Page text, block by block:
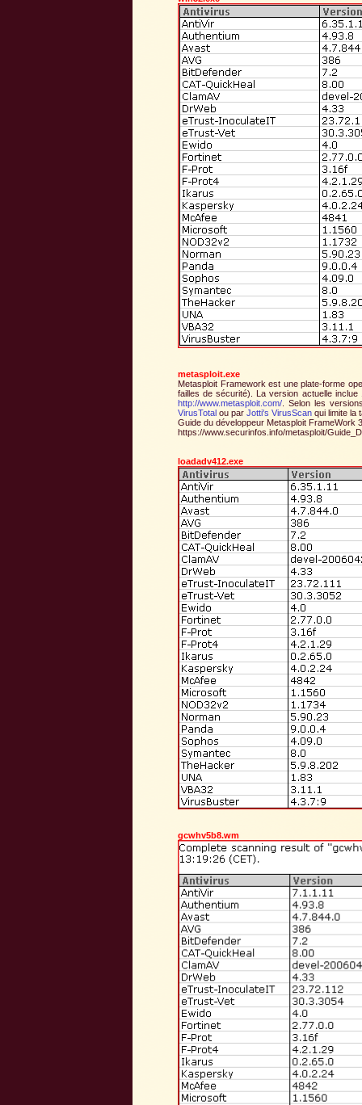
metasploit.exe
Metasploit Framework est une plate-forme
failles de sécurité). La version actuelle
http://www.metasploit.com/ . Selon les
VirusTotal ou par Jotti's VirusScan qui limite la
Guide du développeur Metasploit FrameWork
https://www.securinfos.info/metasploit/
loadadv412.exe
gcwhv5b8.wm